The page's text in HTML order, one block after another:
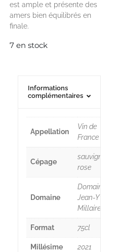
est ample et présente des
amers bien équilibrés en
finale.
7 en stock
Informations
complémentaires
Appellation
Vin de
France
Cépage
sauvignon
rose
Domaine
Domaine
Jean-Yves
Millaire
Format 75cl
Millésime 2021